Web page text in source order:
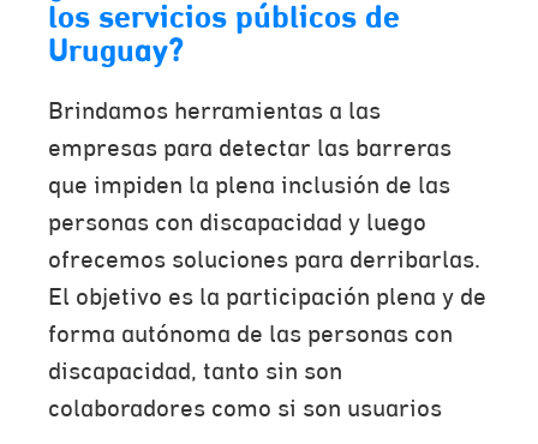
los servicios públicos de
Uruguay?
Brindamos herramientas a las
empresas para detectar las barreras
que impiden la plena inclusión de las
personas con discapacidad y luego
ofrecemos soluciones para derribarlas.
El objetivo es la participación plena y de
forma autónoma de las personas con
discapacidad, tanto sin son
colaboradores como si son usuarios